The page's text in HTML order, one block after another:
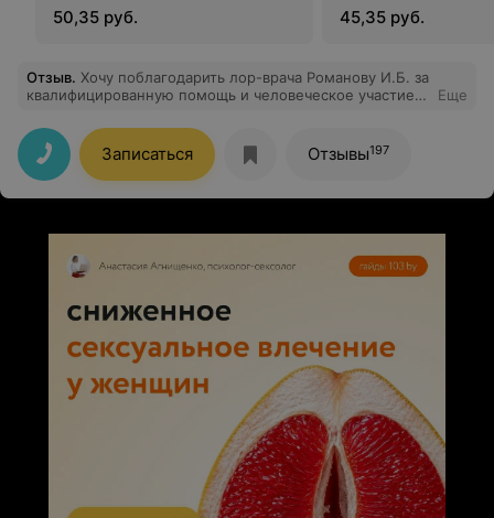
50,35 руб.
45,35 руб.
Отзыв. Хочу поблагодарить лор-врача Романову И.Б. за
квалифицированную помощь и человеческое участие.
внимательна и расположила ребенка сразу к себе,что
было очень приятно.Назначила лечение ,которое сразу
нам помогло .Спасибо огромное !
Еще
Записаться Отзывы197